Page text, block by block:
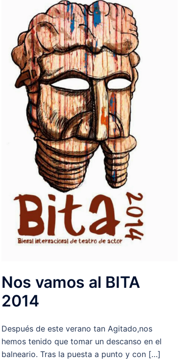
Nos vamos al BITA
2014
Después de este verano tan Agitado,nos
hemos tenido que tomar un descanso en el
balneario. Tras la puesta a punto y con […]